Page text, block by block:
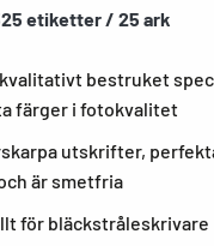
etiketter / 25 ark
bestruket
färger i fotokvalitet
utskrifter,
är smetfria
för bläckstråleskrivare